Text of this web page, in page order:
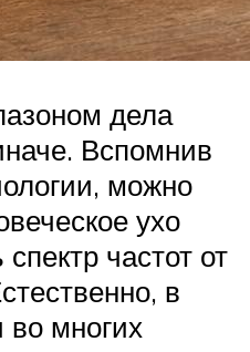
дела
Вспомнив
можно
ухо
частот от
в
во многих